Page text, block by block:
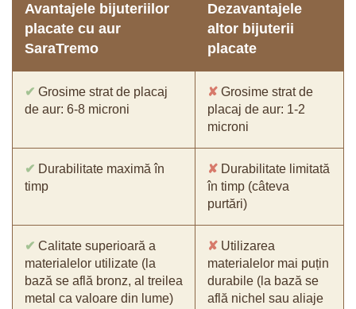
Avantajele bijuteriilor
placate cu aur
SaraTremo
Dezavantajele
altor bijuterii
placate
✔ Grosime strat de placaj
de aur: 6-8 microni
✘ Grosime strat de
placaj de aur: 1-2
microni
✔ Durabilitate maximă în
timp
✘ Durabilitate limitată
în timp (câteva
purtări)
✔ Calitate superioară a
materialelor utilizate (la
bază se află bronz, al treilea
metal ca valoare din lume)
✘ Utilizarea
materialelor mai puțin
durabile (la bază se
află nichel sau aliaje